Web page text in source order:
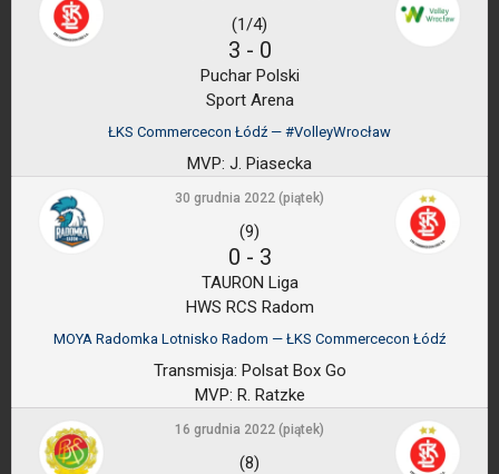
(1/4)
3 - 0
Puchar Polski
Sport Arena
ŁKS Commercecon Łódź — #VolleyWrocław
MVP: J. Piasecka
30 grudnia 2022 (piątek)
(9)
0 - 3
TAURON Liga
HWS RCS Radom
MOYA Radomka Lotnisko Radom — ŁKS Commercecon Łódź
Transmisja: Polsat Box Go
MVP: R. Ratzke
16 grudnia 2022 (piątek)
(8)